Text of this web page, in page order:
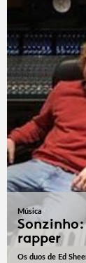
Música
rapper
Os duos de Ed